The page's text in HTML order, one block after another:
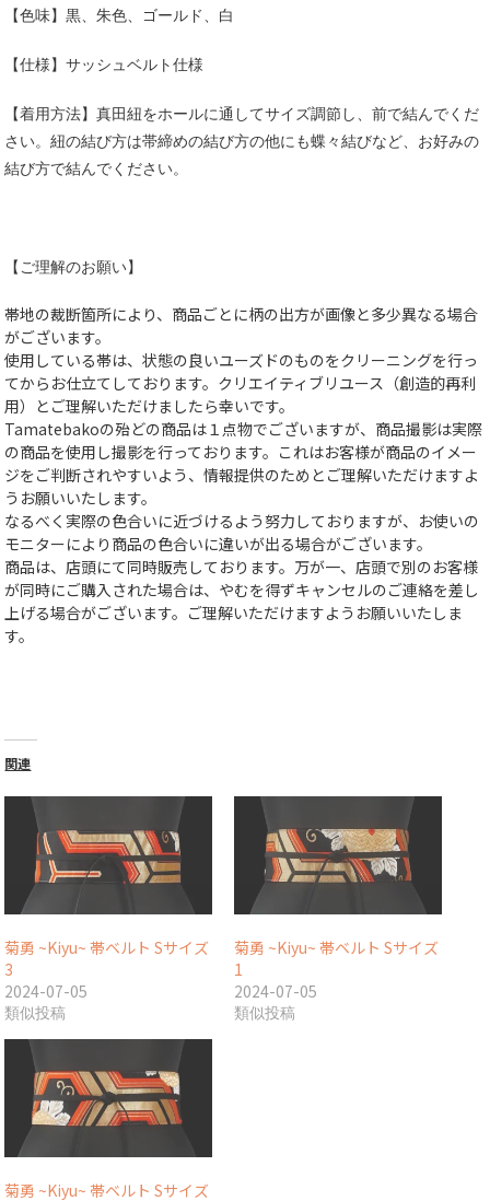
【色味】黒、朱色、ゴールド、白
【仕様】サッシュベルト仕様
【着用方法】真田紐をホールに通してサイズ調節し、前で結んでくだ
さい。紐の結び方は帯締めの結び方の他にも蝶々結びなど、お好みの
結び方で結んでください。
【ご理解のお願い】
帯地の裁断箇所により、商品ごとに柄の出方が画像と多少異なる場合
がございます。
使用している帯は、状態の良いユーズドのものをクリーニングを行っ
てからお仕立てしております。クリエイティブリユース（創造的再利
用）とご理解いただけましたら幸いです。
Tamatebakoの殆どの商品は１点物でございますが、商品撮影は実際
の商品を使用し撮影を行っております。これはお客様が商品のイメー
ジをご判断されやすいよう、情報提供のためとご理解いただけますよ
うお願いいたします。
なるべく実際の色合いに近づけるよう努力しておりますが、お使いの
モニターにより商品の色合いに違いが出る場合がございます。
商品は、店頭にて同時販売しております。万が一、店頭で別のお客様
が同時にご購入された場合は、やむを得ずキャンセルのご連絡を差し
上げる場合がございます。ご理解いただけますようお願いいたしま
す。
関連
菊勇 ~Kiyu~ 帯ベルト Sサイズ
3
2024-07-05
類似投稿
菊勇 ~Kiyu~ 帯ベルト Sサイズ
1
2024-07-05
類似投稿
菊勇 ~Kiyu~ 帯ベルト Sサイズ